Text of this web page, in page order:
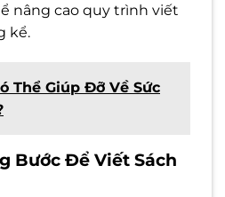
nâng cao quy trình viết
kể.
Thể Giúp Đỡ Về Sức
Bước Để Viết Sách